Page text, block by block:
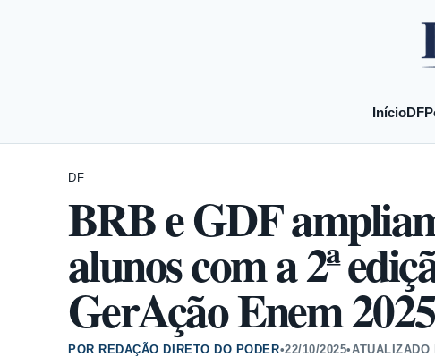
InícioDF
DF
BRB e GDF
alunos com a 2ª
GerAção Enem 2025
POR REDAÇÃO DIRETO DO PODER•22/10/2025•ATUALIZADO